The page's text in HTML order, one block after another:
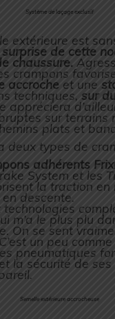
Système de laçage exclusif
extérieure est
de cette
chaussure.
crampons
accroche et une
techniques, sur
appréciera
sur terrains
plats et
deux types de
adhérents
System et les
la traction en
descente.
technologies
m’a le plus plu
On se sent
un peu
pneumatiques
la sécurité de
Semelle extérieure accrocheuse